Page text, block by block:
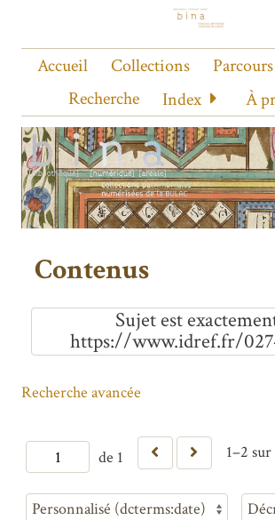
Accueil Collections
Recherche
Index À
Contenus
Sujet est
https://www.idref.fr/
de 1 1–2 sur
Recherche avancée